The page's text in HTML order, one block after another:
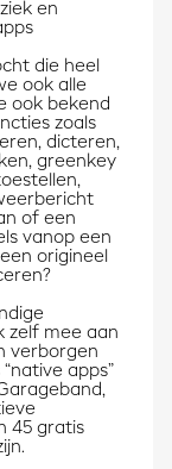
en
die heel
ook alle
ook bekend
zoals
dicteren,
greenkey
of een
vanop een
origineel
zelf mee aan
verborgen
apps”
45 gratis